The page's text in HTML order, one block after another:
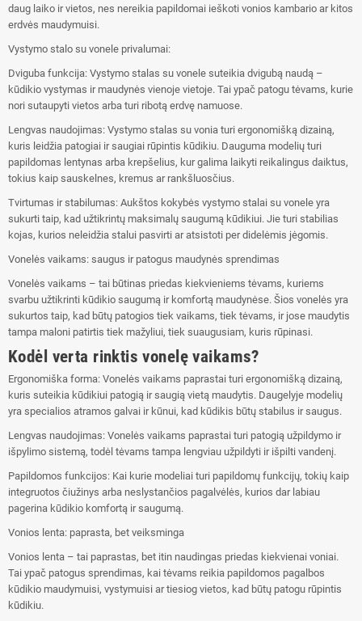
daug laiko ir vietos, nes nereikia papildomai ieškoti vonios kambario ar kitos
erdvės maudymuisi.
Vystymo stalo su vonele privalumai:
Dviguba funkcija: Vystymo stalas su vonele suteikia dvigubą naudą –
kūdikio vystymas ir maudynės vienoje vietoje. Tai ypač patogu tėvams, kurie
nori sutaupyti vietos arba turi ribotą erdvę namuose.
Lengvas naudojimas: Vystymo stalas su vonia turi ergonomišką dizainą,
kuris leidžia patogiai ir saugiai rūpintis kūdikiu. Dauguma modelių turi
papildomas lentynas arba krepšelius, kur galima laikyti reikalingus daiktus,
tokius kaip sauskelnes, kremus ar rankšluosčius.
Tvirtumas ir stabilumas: Aukštos kokybės vystymo stalai su vonele yra
sukurti taip, kad užtikrintų maksimalų saugumą kūdikiui. Jie turi stabilias
kojas, kurios neleidžia stalui pasvirti ar atsistoti per didelėmis jėgomis.
Vonelės vaikams: saugus ir patogus maudynės sprendimas
Vonelės vaikams – tai būtinas priedas kiekvieniems tėvams, kuriems
svarbu užtikrinti kūdikio saugumą ir komfortą maudynėse. Šios vonelės yra
sukurtos taip, kad būtų patogios tiek vaikams, tiek tėvams, ir jose maudytis
tampa maloni patirtis tiek mažyliui, tiek suaugusiam, kuris rūpinasi.
Kodėl verta rinktis vonelę vaikams?
Ergonomiška forma: Vonelės vaikams paprastai turi ergonomišką dizainą,
kuris suteikia kūdikiui patogią ir saugią vietą maudytis. Daugelyje modelių
yra specialios atramos galvai ir kūnui, kad kūdikis būtų stabilus ir saugus.
Lengvas naudojimas: Vonelės vaikams paprastai turi patogią užpildymo ir
išpylimo sistemą, todėl tėvams tampa lengviau užpildyti ir išpilti vandenį.
Papildomos funkcijos: Kai kurie modeliai turi papildomų funkcijų, tokių kaip
integruotos čiužinys arba neslystančios pagalvėlės, kurios dar labiau
pagerina kūdikio komfortą ir saugumą.
Vonios lenta: paprasta, bet veiksminga
Vonios lenta – tai paprastas, bet itin naudingas priedas kiekvienai voniai.
Tai ypač patogus sprendimas, kai tėvams reikia papildomos pagalbos
kūdikio maudymuisi, vystymuisi ar tiesiog vietos, kad būtų patogu rūpintis
kūdikiu.